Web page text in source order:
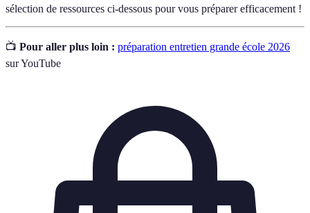
sélection de ressources ci-dessous pour vous préparer efficacement !
📺 Pour aller plus loin : préparation entretien grande école 2026
sur YouTube